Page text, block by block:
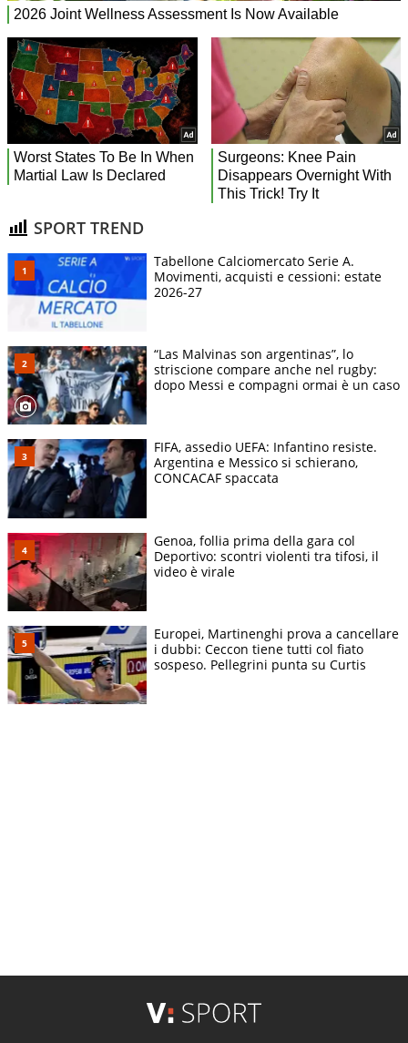
SPORT TREND
Tabellone Calciomercato Serie A.
Movimenti, acquisti e cessioni: estate
2026-27
“Las Malvinas son argentinas”, lo
striscione compare anche nel rugby:
dopo Messi e compagni ormai è un caso
FIFA, assedio UEFA: Infantino resiste.
Argentina e Messico si schierano,
CONCACAF spaccata
Genoa, follia prima della gara col
Deportivo: scontri violenti tra tifosi, il
video è virale
Europei, Martinenghi prova a cancellare
i dubbi: Ceccon tiene tutti col fiato
sospeso. Pellegrini punta su Curtis